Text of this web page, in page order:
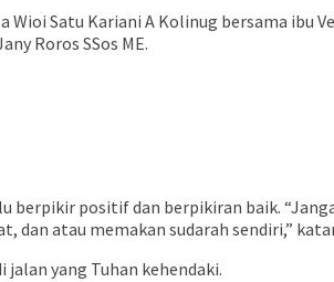
Satu Kariani A Kolinug bersama ibu
Roros SSos ME.
berpikir positif dan berpikiran baik.
atau memakan sudarah sendiri,”
yang Tuhan kehendaki.